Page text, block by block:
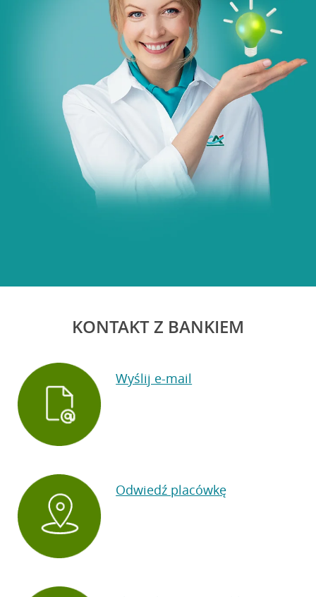
KONTAKT Z BANKIEM
Wyślij e-mail
Odwiedź placówkę